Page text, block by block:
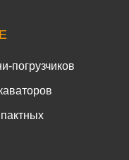
погрузчиков